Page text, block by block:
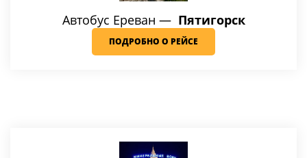
Автобус Ереван — Пятигорск
ПОДРОБНО О РЕЙСЕ